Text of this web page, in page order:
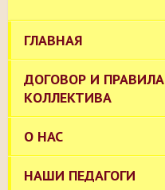
ГЛАВНАЯ
ДОГОВОР И ПРАВИЛА
КОЛЛЕКТИВА
О НАС
НАШИ ПЕДАГОГИ